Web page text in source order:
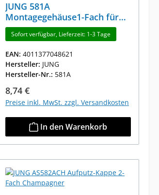
JUNG 581A
Montagegehäuse1-Fach für
Aufputz-Kappen
Sofort verfügbar, Lieferzeit: 1-3 Tage
EAN: 4011377048621
Hersteller: JUNG
Hersteller-Nr.: 581A
Regulärer Preis:
8,74 €
Preise inkl. MwSt. zzgl. Versandkosten
In den Warenkorb